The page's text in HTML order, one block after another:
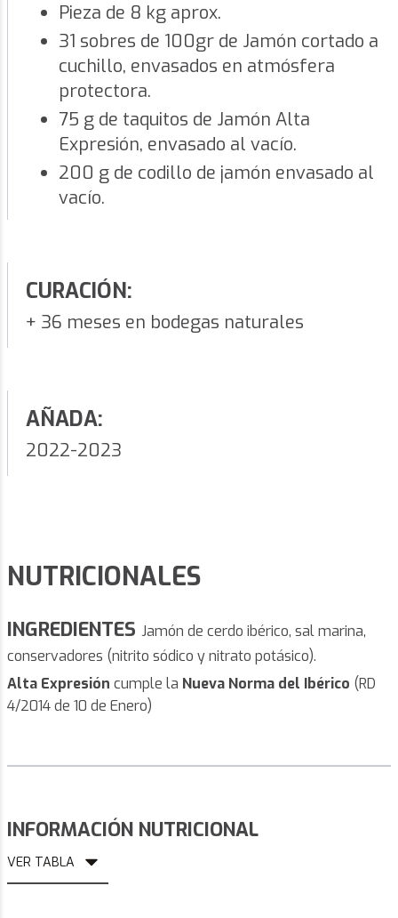
Pieza de 8 kg aprox.
31 sobres de 100gr de Jamón cortado a
cuchillo, envasados en atmósfera
protectora.
75 g de taquitos de Jamón Alta
Expresión, envasado al vacío.
200 g de codillo de jamón envasado al
vacío.
CURACIÓN:
+ 36 meses en bodegas naturales
AÑADA:
2022-2023
NUTRICIONALES
INGREDIENTES Jamón de cerdo ibérico, sal marina,
conservadores (nitrito sódico y nitrato potásico).
Alta Expresión cumple la Nueva Norma del Ibérico (RD
4/2014 de 10 de Enero)
INFORMACIÓN NUTRICIONAL
VER TABLA